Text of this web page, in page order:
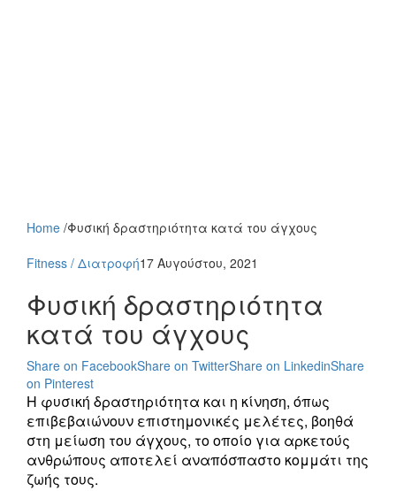
Home /Φυσική δραστηριότητα κατά του άγχους
Fitness / Διατροφή17 Αυγούστου, 2021
Φυσική δραστηριότητα
κατά του άγχους
Share on FacebookShare on TwitterShare on LinkedinShare
on Pinterest
Η φυσική δραστηριότητα και η κίνηση, όπως
επιβεβαιώνουν επιστημονικές μελέτες, βοηθά
στη μείωση του άγχους, το οποίο για αρκετούς
ανθρώπους αποτελεί αναπόσπαστο κομμάτι της
ζωής τους.